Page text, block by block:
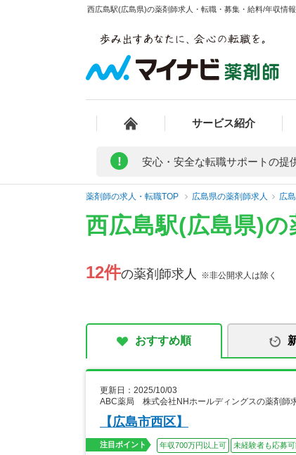
西広島駅(広島県)の薬剤師求人・転職・募集・給料/年収情
サービス紹介
! 安心・安全な転職サポートの提
薬剤師の求人・転職TOP 広島県の薬剤師求人 広
西広島駅(広島県)
12件の薬剤師求人 ※非公開求人は除く
おすすめ順
更新日：2025/10/03
ABC薬局 株式会社NHホールディングスの薬剤師
【広島市西区】
注目ポイント 年収700万円以上可 未経験者も応募